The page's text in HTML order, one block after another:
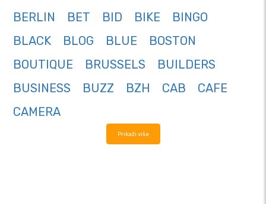
BERLIN
BET BID BIKE
BINGO
BLACK
BLOG BLUE
BOSTON
BOUTIQUE
BRUSSELS
BUILDERS
BUSINESS
BUZZ BZH CAB
CAFE
CAMERA
Prikaži više